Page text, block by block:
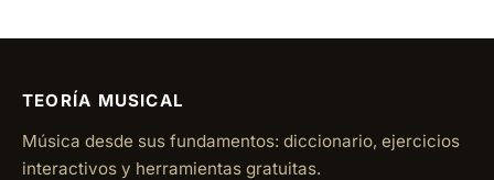
TEORÍA MUSICAL
Música desde sus fundamentos: diccionario, ejercicios
interactivos y herramientas gratuitas.